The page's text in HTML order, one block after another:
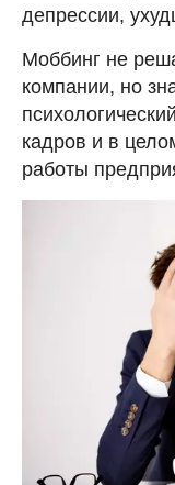
депрессии,
Моббинг не
компании, но
кадров и в
работы